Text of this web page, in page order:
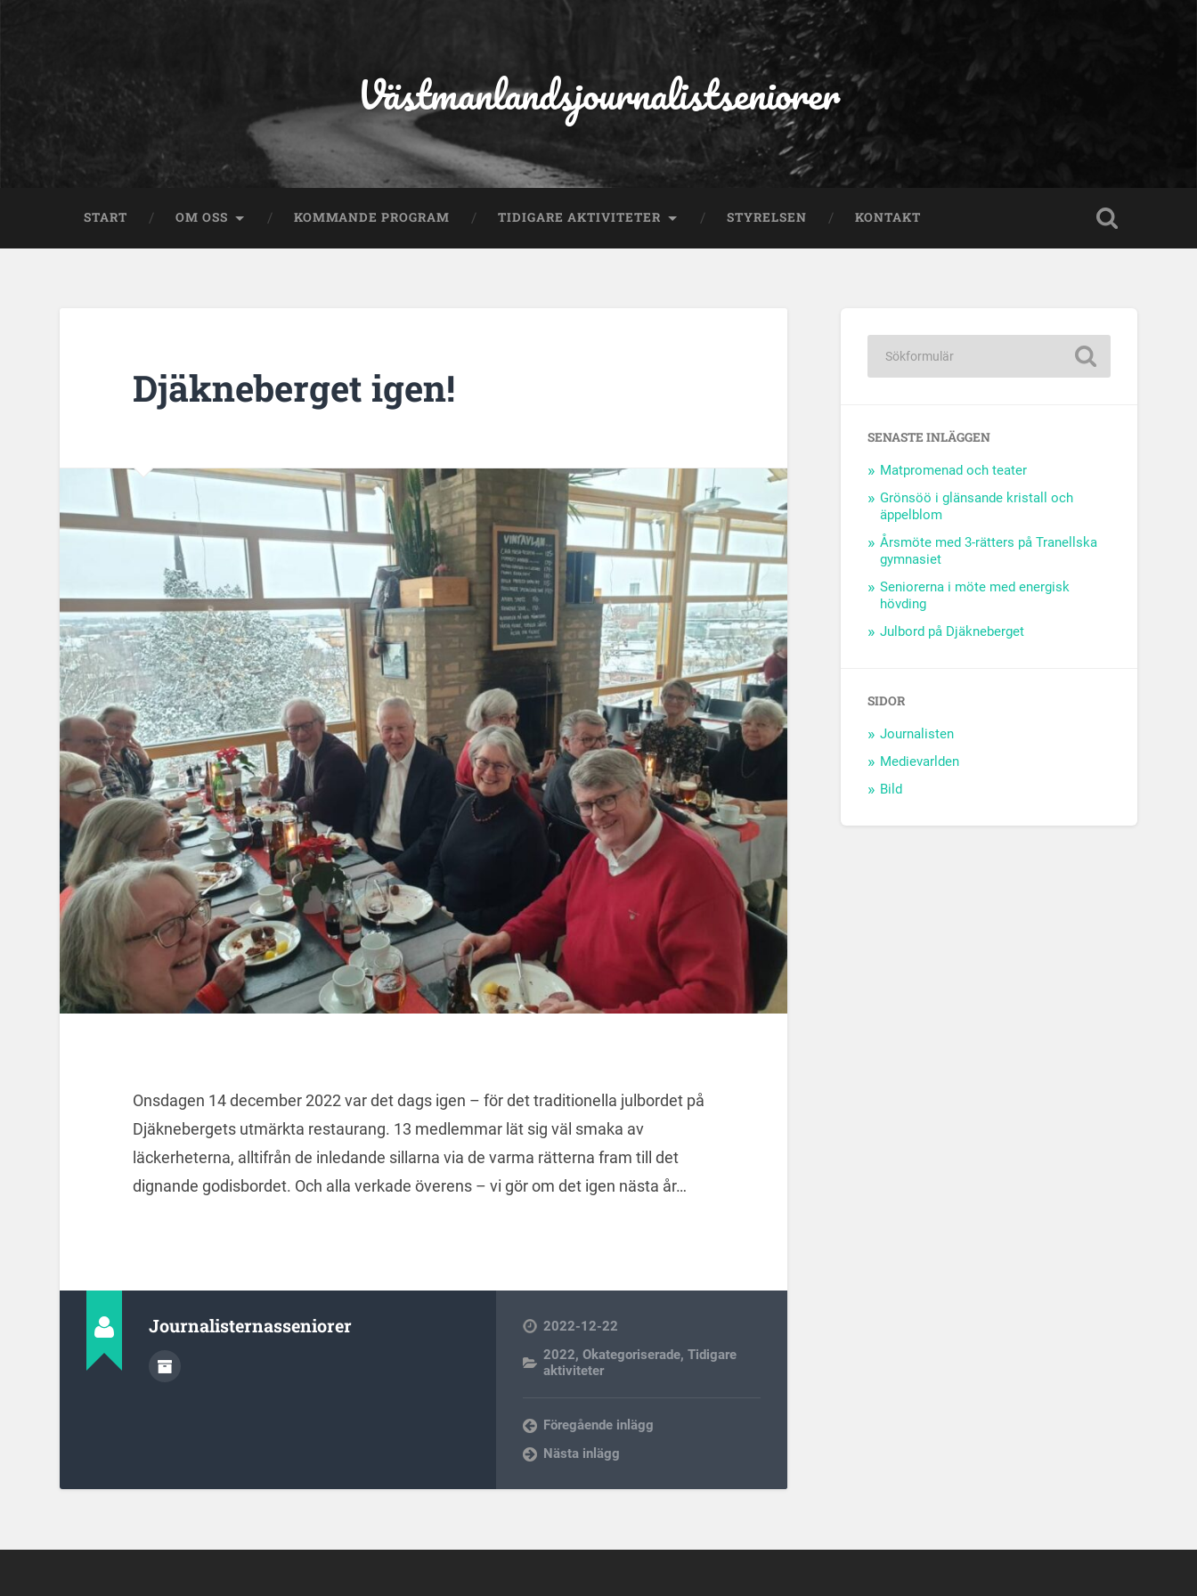
Västmanlandsjournalistseniorer
START OM OSS KOMMANDE PROGRAM TIDIGARE AKTIVITETER STYRELSEN KONTAKT
Djäkneberget igen!
Onsdagen 14 december 2022 var det dags igen – för det traditionella julbordet på
Djäknebergets utmärkta restaurang. 13 medlemmar lät sig väl smaka av
läckerheterna, alltifrån de inledande sillarna via de varma rätterna fram till det
dignande godisbordet. Och alla verkade överens – vi gör om det igen nästa år…
Journalisternasseniorer
2022-12-22
2022,Okategoriserade,Tidigare
aktiviteter
Föregående inlägg
Nästa inlägg
SENASTE INLÄGGEN
Matpromenad och teater
Grönsöö i glänsande kristall och
äppelblom
Årsmöte med 3-rätters på Tranellska
gymnasiet
Seniorerna i möte med energisk
hövding
Julbord på Djäkneberget
SIDOR
Journalisten
Medievarlden
Bild